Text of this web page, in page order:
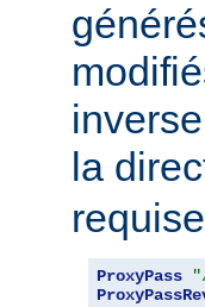
la
ProxyPass